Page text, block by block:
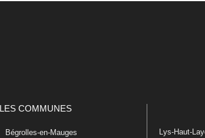
LES COMMUNES
Bégrolles-en-Mauges
Lys-Haut-